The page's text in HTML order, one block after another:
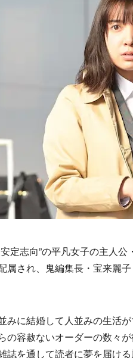
志向”の平凡女子の主人公
属され、鬼編集長・宝来麗
に結婚して人並みの生活
の容赦ないオーダーの数々
誌を通して読者に夢を届け